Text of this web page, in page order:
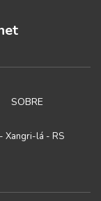
SOBRE
Xangri-lá - RS